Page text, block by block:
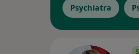
Psychiatra